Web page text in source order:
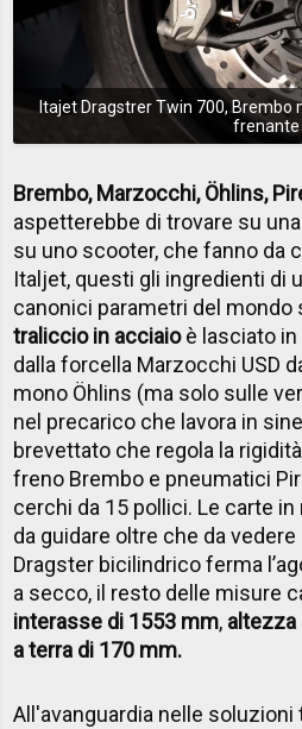
Itajet Dragstrer Twin 700,
frenante
Brembo, Marzocchi, Öhlins,
aspetterebbe di trovare su
su uno scooter, che fanno da
Italjet, questi gli ingredienti di
canonici parametri del
traliccio in acciaioè lasciato in
dalla forcella Marzocchi USD
mono Öhlins (ma solo sulle
nel precarico che lavora in
brevettato che regola la
freno Brembo e pneumatici
cerchi da 15 pollici. Le carte
da guidare oltre che da
Dragster bicilindrico ferma
a secco, il resto delle misure
interasse di 1553 mm, altezza
a terra di 170 mm.
All'avanguardia nelle